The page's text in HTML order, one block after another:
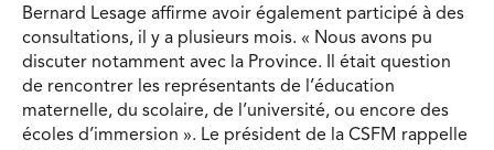
Bernard Lesage affirme avoir également participé à des
consultations, il y a plusieurs mois. « Nous avons pu
discuter notamment avec la Province. Il était question
de rencontrer les représentants de l’éducation
maternelle, du scolaire, de l’université, ou encore des
écoles d’immersion ». Le président de la CSFM rappelle